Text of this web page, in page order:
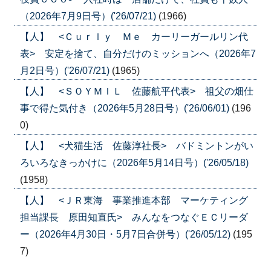
（2026年7月9日号）('26/07/21) (1966)
【人】 <Ｃｕｒｌｙ Ｍｅ カーリーガールリン代
表> 安定を捨て、自分だけのミッションへ（2026年7
月2日号）('26/07/21) (1965)
【人】 <ＳＯＹＭＩＬ 佐藤航平代表> 祖父の畑仕
事で得た気付き（2026年5月28日号）('26/06/01) (196
0)
【人】 <犬猫生活 佐藤淳社長> バドミントンがい
ろいろなきっかけに（2026年5月14日号）('26/05/18)
(1958)
【人】 <ＪＲ東海 事業推進本部 マーケティング
担当課長 原田知直氏> みんなをつなぐＥＣリーダ
ー（2026年4月30日・5月7日合併号）('26/05/12) (195
7)